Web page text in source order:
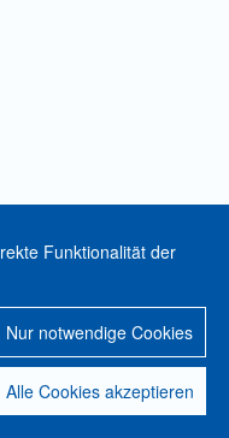
Funktionalität der
Nur notwendige Cookies
Alle Cookies akzeptieren